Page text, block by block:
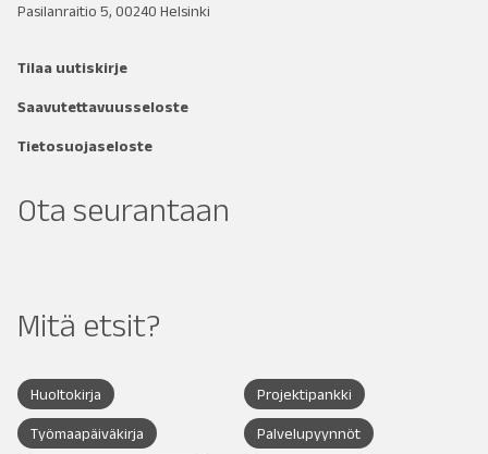
Pasilanraitio 5, 00240 Helsinki
Tilaa uutiskirje
Saavutettavuusseloste
Tietosuojaseloste
Ota seurantaan
Mitä etsit?
Huoltokirja Projektipankki
Työmaapäiväkirja Palvelupyynnöt